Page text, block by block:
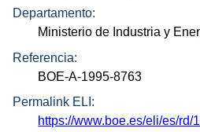
Departamento:
Ministerio de Industria y
Referencia:
BOE-A-1995-8763
Permalink ELI:
https://www.boe.es/eli/es/rd/